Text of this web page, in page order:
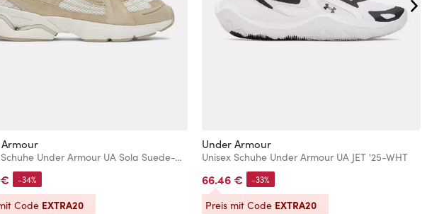
Unisex Schuhe Under Armour UA Sola Suede-WHT
-34%
Code EXTRA20
Under Armour
Unisex Schuhe Under Armour UA JET '25-WHT
66.46 € -33%
Preis mit Code EXTRA20